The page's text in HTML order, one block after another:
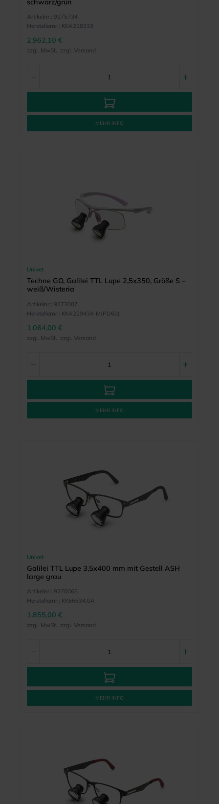
schwarz/grün
Artikelnr.: 9275734
Herstellernr.: KKA218333
2.962,10 €
zzgl. MwSt., zzgl. Versand
MEHR INFO
Univet
Techne GO, Galilei TTL Lupe 2,5x350, Größe S –
weiß/Wisteria
Artikelnr.: 9273007
Herstellernr.: KKA229434-M(PD60)
1.064,00 €
zzgl. MwSt., zzgl. Versand
MEHR INFO
Univet
Galilei TTL Lupe 3,5x400 mm mit Gestell ASH
large grau
Artikelnr.: 9270065
Herstellernr.: KK66634.0A
1.855,00 €
zzgl. MwSt., zzgl. Versand
MEHR INFO